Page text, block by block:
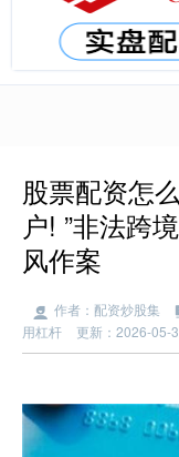
股票配资怎
户! ”非法跨
风作案
作者：配资炒股集
用杠杆
更新：2026-05-